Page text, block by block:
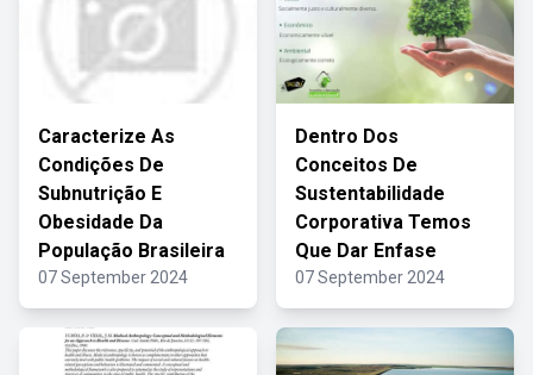
Caracterize As
Condições De
Subnutrição E
Obesidade Da
População Brasileira
07 September 2024
Dentro Dos
Conceitos De
Sustentabilidade
Corporativa Temos
Que Dar Enfase
07 September 2024